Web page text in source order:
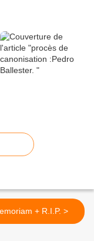
In memoriam + R.I.P. >